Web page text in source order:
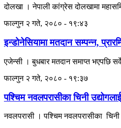
दोलखा । नेपाली कांग्रेस दोलखामा
फाल्गुन २ गते, २०८० - १९:४३
इन्डोनेसियामा मतदान सम्पन्न,
एजेन्सी । बुधबार मतदान समाप्त भएपछि
फाल्गुन २ गते, २०८० - १९:३७
पश्चिम नवलपरासीका चिनी
नवलपरासी । पश्चिम नवलपरासीका